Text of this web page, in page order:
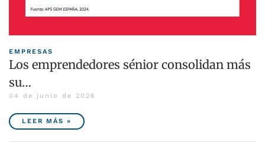
EMPRESAS
Los emprendedores sénior consolidan más
su…
04 de junio de 2026
LEER MÁS »